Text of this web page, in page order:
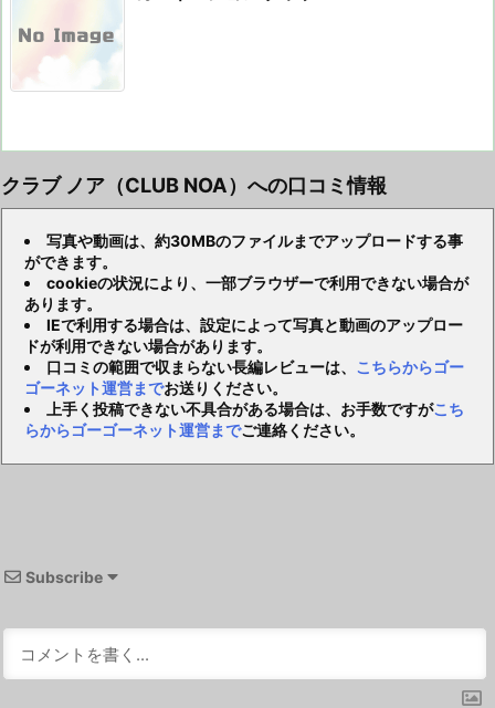
クラブ ノア（CLUB NOA）への口コミ情報
写真や動画は、約30MBのファイルまでアップロードする事
ができます。
cookieの状況により、一部ブラウザーで利用できない場合が
あります。
IEで利用する場合は、設定によって写真と動画のアップロー
ドが利用できない場合があります。
口コミの範囲で収まらない長編レビューは、 こちらからゴー
ゴーネット運営までお送りください。
上手く投稿できない不具合がある場合は、お手数ですがこち
らからゴーゴーネット運営までご連絡ください。
Subscribe